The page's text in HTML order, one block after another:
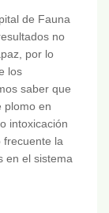
de Fauna
no
por lo
los
saber que
plomo en
intoxicación
frecuente la
en el sistema